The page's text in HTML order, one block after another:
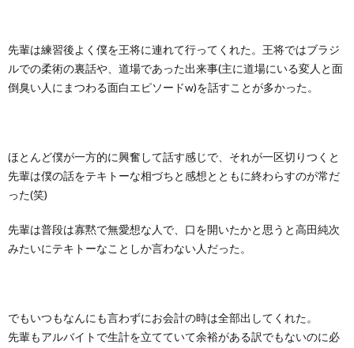
先輩は練習後よく僕を王将に連れて行ってくれた。王将ではブラジ
ルでの柔術の裏話や、道場であった出来事(主に道場にいる変人と面
倒臭い人にまつわる面白エピソードw)を話すことが多かった。
ほとんど僕が一方的に興奮して話す感じで、それが一区切りつくと
先輩は僕の話をテキトーな相づちと感想とともに終わらすのが常だ
った(笑)
先輩は普段は寡黙で無愛想な人で、口を開いたかと思うと高田純次
みたいにテキトーなことしか言わない人だった。
でもいつもなんにも言わずにお会計の時は全部出してくれた。
先輩もアルバイトで生計を立てていて余裕がある訳でもないのに必